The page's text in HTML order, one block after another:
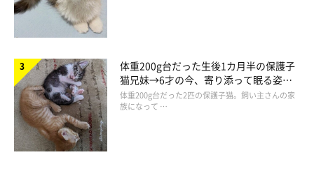
体重200g台だった生後1カ月半の保護子
猫兄妹→6才の今、寄り添って眠る姿に
ほっこり！
体重200g台だった2匹の保護子猫。飼い主さんの家
族になって …